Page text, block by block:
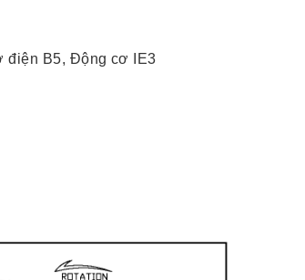
điện B5, Động cơ IE3